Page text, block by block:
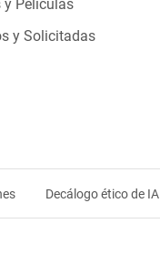
y Películas
y Solicitadas
Decálogo ético de IA